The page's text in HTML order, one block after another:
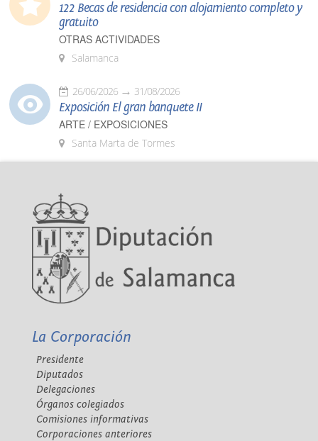
122 Becas de residencia con alojamiento completo y
gratuito
OTRAS ACTIVIDADES
Salamanca
26/06/2026 31/08/2026
Exposición El gran banquete II
ARTE / EXPOSICIONES
Santa Marta de Tormes
La Corporación
Presidente
Diputados
Delegaciones
Órganos colegiados
Comisiones informativas
Corporaciones anteriores